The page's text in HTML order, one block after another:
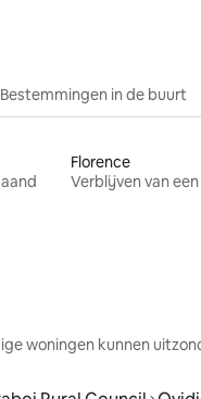
Bestemmingen in de buurt
Florence
Verblijven van
woningen kunnen